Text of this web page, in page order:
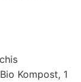
Kompost, 1